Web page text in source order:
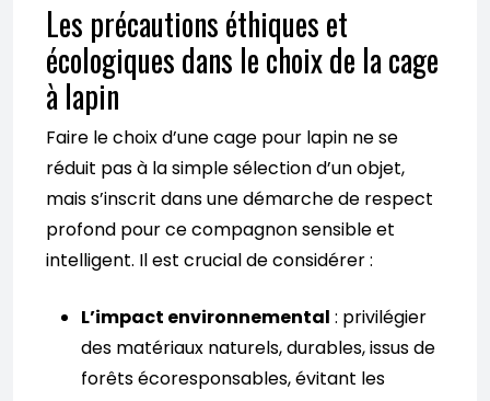
Les précautions éthiques et
écologiques dans le choix de la cage
à lapin
Faire le choix d’une cage pour lapin ne se
réduit pas à la simple sélection d’un objet,
mais s’inscrit dans une démarche de respect
profond pour ce compagnon sensible et
intelligent. Il est crucial de considérer :
L’impact environnemental : privilégier
des matériaux naturels, durables, issus de
forêts écoresponsables, évitant les